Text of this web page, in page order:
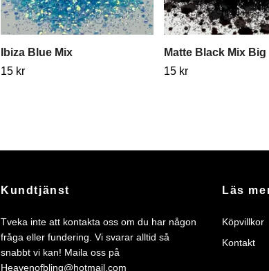
Ibiza Blue Mix
15 kr
Matte Black Mix Big
15 kr
Kundtjänst
Tveka inte att kontakta oss om du har någon
fråga eller fundering. Vi svarar alltid så
snabbt vi kan! Maila oss på
Heavenofbling@hotmail.com
Läs
Köpvillkor
Kontakt